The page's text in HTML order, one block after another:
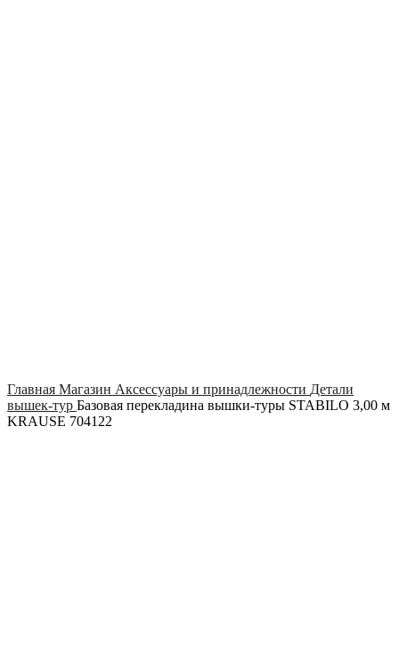
Главная Магазин Аксессуары и принадлежности Детали
вышек-тур Базовая перекладина вышки-туры STABILO 3,00 м
KRAUSE 704122